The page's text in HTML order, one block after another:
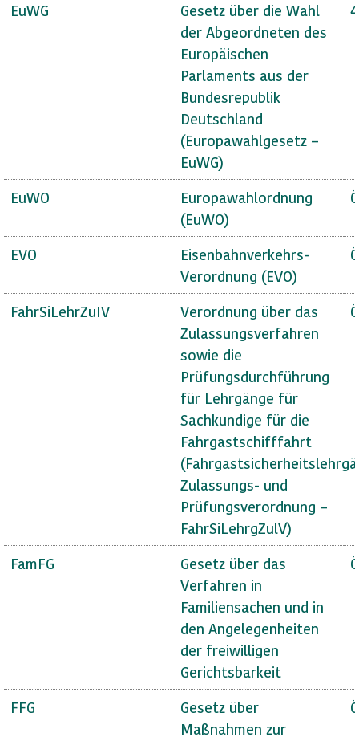
EuWG
Gesetz über die Wahl
der Abgeordneten des
Europäischen
Parlaments aus der
Bundesrepublik
Deutschland
(Europawahlgesetz –
EuWG)
EuWO
Europawahlordnung
(EuWO)
EVO
Eisenbahnverkehrs-
Verordnung (EVO)
FahrSiLehrZuIV
Verordnung über das
Zulassungsverfahren
sowie die
Prüfungsdurchführung
für Lehrgänge für
Sachkundige für die
Fahrgastschifffahrt
Zulassungs- und
Prüfungsverordnung –
FahrSiLehrgZulV)
FamFG
Gesetz über das
Verfahren in
Familiensachen und in
den Angelegenheiten
der freiwilligen
Gerichtsbarkeit
FFG
Gesetz über
Maßnahmen zur